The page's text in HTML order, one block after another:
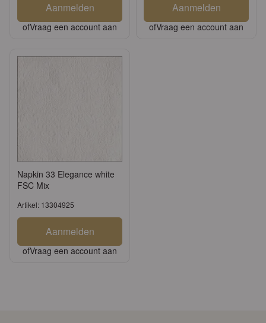
Aanmelden
ofVraag een account aan
Aanmelden
ofVraag een account aan
Napkin 33 Elegance white
FSC Mix
Artikel: 13304925
Aanmelden
ofVraag een account aan